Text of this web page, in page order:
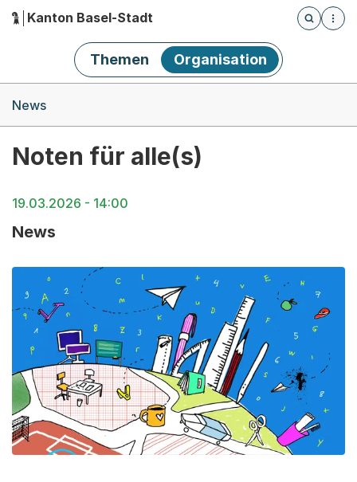
Hauptnavigation
Kanton Basel-Stadt
Öffnet
Themen Organisation
News
Noten für alle(s)
19.03.2026 - 14:00
News